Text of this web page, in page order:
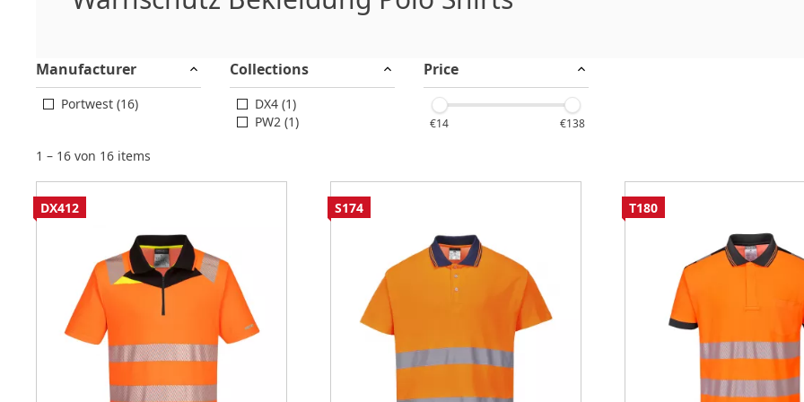
Manufacturer
Portwest (16)
Collections
DX4 (1)
PW2 (1)
Price
€14 €138
1 – 16 von 16 items
DX412 S174 T180